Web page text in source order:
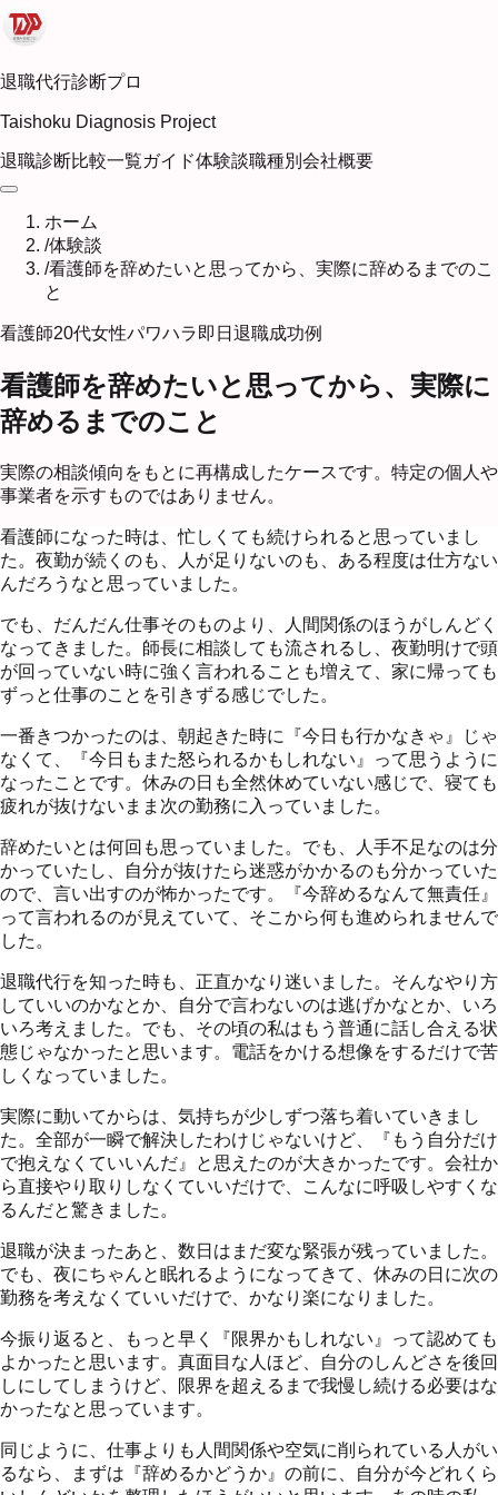
退職代行診断プロ
Taishoku Diagnosis Project
退職診断比較一覧ガイド体験談職種別 会社概要
ホーム
/体験談
/看護師を辞めたいと思ってから、実際に辞めるまでのこ
と
看護師20代女性パワハラ 即日退職成功例
看護師を辞めたいと思ってから、実際に
辞めるまでのこと
実際の相談傾向をもとに再構成したケースです。特定の個人や
事業者を示すものではありません。
看護師になった時は、忙しくても続けられると思っていまし
た。夜勤が続くのも、人が足りないのも、ある程度は仕方ない
んだろうなと思っていました。
でも、だんだん仕事そのものより、人間関係のほうがしんどく
なってきました。師長に相談しても流されるし、夜勤明けで頭
が回っていない時に強く言われることも増えて、家に帰っても
ずっと仕事のことを引きずる感じでした。
一番きつかったのは、朝起きた時に『今日も行かなきゃ』じゃ
なくて、『今日もまた怒られるかもしれない』って思うように
なったことです。休みの日も全然休めていない感じで、寝ても
疲れが抜けないまま次の勤務に入っていました。
辞めたいとは何回も思っていました。でも、人手不足なのは分
かっていたし、自分が抜けたら迷惑がかかるのも分かっていた
ので、言い出すのが怖かったです。『今辞めるなんて無責任』
って言われるのが見えていて、そこから何も進められませんで
した。
退職代行を知った時も、正直かなり迷いました。そんなやり方
していいのかなとか、自分で言わないのは逃げかなとか、いろ
いろ考えました。でも、その頃の私はもう普通に話し合える状
態じゃなかったと思います。電話をかける想像をするだけで苦
しくなっていました。
実際に動いてからは、気持ちが少しずつ落ち着いていきまし
た。全部が一瞬で解決したわけじゃないけど、『もう自分だけ
で抱えなくていいんだ』と思えたのが大きかったです。会社か
ら直接やり取りしなくていいだけで、こんなに呼吸しやすくな
るんだと驚きました。
退職が決まったあと、数日はまだ変な緊張が残っていました。
でも、夜にちゃんと眠れるようになってきて、休みの日に次の
勤務を考えなくていいだけで、かなり楽になりました。
今振り返ると、もっと早く『限界かもしれない』って認めても
よかったと思います。真面目な人ほど、自分のしんどさを後回
しにしてしまうけど、限界を超えるまで我慢し続ける必要はな
かったなと思っています。
同じように、仕事よりも人間関係や空気に削られている人がい
るなら、まずは『辞めるかどうか』の前に、自分が今どれくら